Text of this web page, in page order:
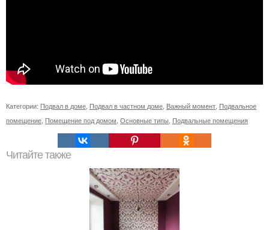
Категории: Подвал в доме, Подвал в частном доме, Важный момент, Подвальное
помещение, Помещение под домом, Основные типы, Подвальные помещения
Читайте также